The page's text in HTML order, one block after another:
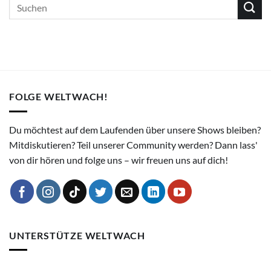
FOLGE WELTWACH!
Du möchtest auf dem Laufenden über unsere Shows bleiben?
Mitdiskutieren? Teil unserer Community werden? Dann lass'
von dir hören und folge uns – wir freuen uns auf dich!
UNTERSTÜTZE WELTWACH